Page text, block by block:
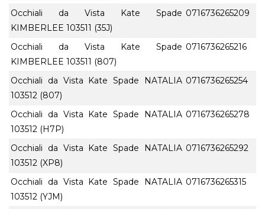
Occhiali da Vista Kate Spade
KIMBERLEE 103511 (35J)
0716736265209
Occhiali da Vista Kate Spade
KIMBERLEE 103511 (807)
0716736265216
Occhiali da Vista Kate Spade NATALIA
103512 (807)
0716736265254
Occhiali da Vista Kate Spade NATALIA
103512 (H7P)
0716736265278
Occhiali da Vista Kate Spade NATALIA
103512 (XP8)
0716736265292
Occhiali da Vista Kate Spade NATALIA
103512 (YJM)
0716736265315